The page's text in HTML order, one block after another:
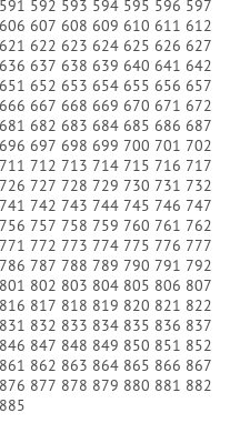
591 592 593 594 595 596 597
606 607 608 609 610 611 612
621 622 623 624 625 626 627
636 637 638 639 640 641 642
651 652 653 654 655 656 657
666 667 668 669 670 671 672
681 682 683 684 685 686 687
696 697 698 699 700 701 702
711 712 713 714 715 716 717
726 727 728 729 730 731 732
741 742 743 744 745 746 747
756 757 758 759 760 761 762
771 772 773 774 775 776 777
786 787 788 789 790 791 792
801 802 803 804 805 806 807
816 817 818 819 820 821 822
831 832 833 834 835 836 837
846 847 848 849 850 851 852
861 862 863 864 865 866 867
876 877 878 879 880 881 882
885